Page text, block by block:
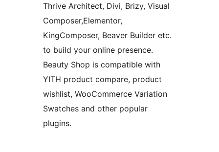
Thrive Architect, Divi, Brizy, Visual
Composer,Elementor,
KingComposer, Beaver Builder etc.
to build your online presence.
Beauty Shop is compatible with
YITH product compare, product
wishlist, WooCommerce Variation
Swatches and other popular
plugins.